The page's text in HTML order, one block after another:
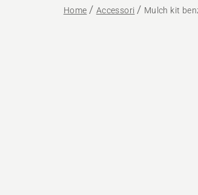
Home Accessori Mulch kit